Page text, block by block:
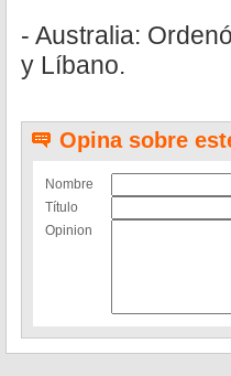
- Australia:
y Líbano.
Opina sobre
Nombre
Título
Opinion